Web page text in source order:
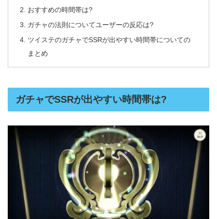
おすすめの時間帯は?
ガチャの法則についてユーザーの反応は?
ツイステのガチャでSSRが出やすい時間帯についての
まとめ
ガチャでSSRが出やすい時間帯は?